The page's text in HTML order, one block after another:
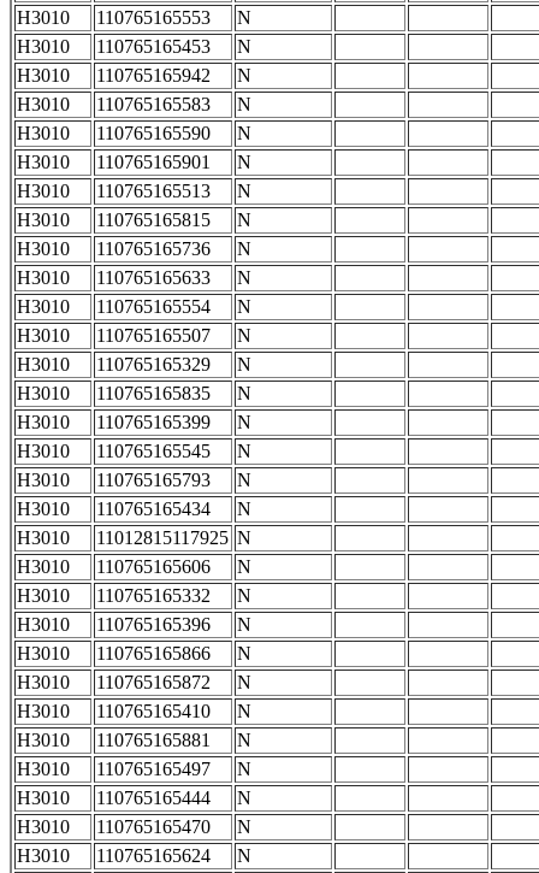
H3010
110765165553
N
H3010
110765165453
N
H3010
110765165942
N
H3010
110765165583
N
H3010
110765165590
N
H3010
110765165901
N
H3010
110765165513
N
H3010
110765165815
N
H3010
110765165736
N
H3010
110765165633
N
H3010
110765165554
N
H3010
110765165507
N
H3010
110765165329
N
H3010
110765165835
N
H3010
110765165399
N
H3010
110765165545
N
H3010
110765165793
N
H3010
110765165434
N
H3010
11012815117925 N
H3010
110765165606
N
H3010
110765165332
N
H3010
110765165396
N
H3010
110765165866
N
H3010
110765165872
N
H3010
110765165410
N
H3010
110765165881
N
H3010
110765165497
N
H3010
110765165444
N
H3010
110765165470
N
H3010
110765165624
N